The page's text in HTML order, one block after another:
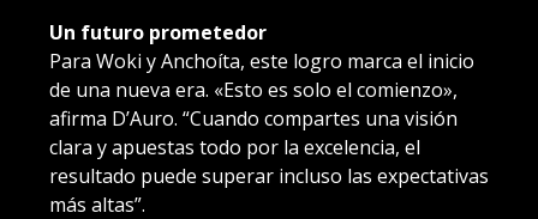
Un futuro prometedor
Para Woki y Anchoíta, este logro marca el inicio
de una nueva era. «Esto es solo el comienzo»,
afirma D’Auro. “Cuando compartes una visión
clara y apuestas todo por la excelencia, el
resultado puede superar incluso las expectativas
más altas”.